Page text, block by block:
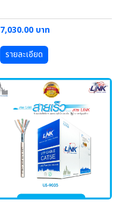
7,030.00 บาท
รายละเอียด